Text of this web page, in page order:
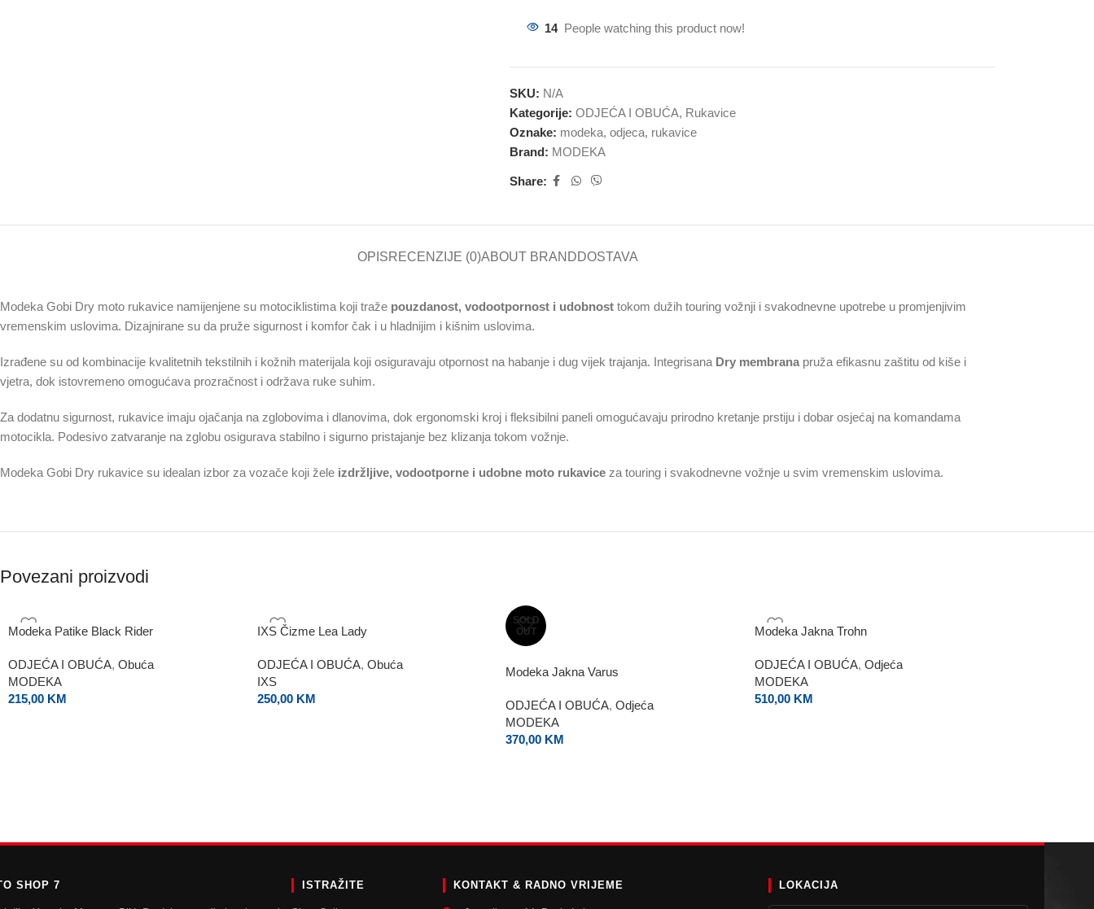
14 People watching this product now!
SKU: N/A
Kategorije: ODJEĆA I OBUĆA, Rukavice
Oznake: modeka, odjeca, rukavice
Brand: MODEKA
Share:
OPISRECENZIJE (0)ABOUT BRANDDOSTAVA
Modeka Gobi Dry moto rukavice namijenjene su motociklistima koji traže pouzdanost, vodootpornost i udobnost tokom dužih touring vožnji i svakodnevne upotrebe u promjenjivim
vremenskim uslovima. Dizajnirane su da pruže sigurnost i komfor čak i u hladnijim i kišnim uslovima.
Izrađene su od kombinacije kvalitetnih tekstilnih i kožnih materijala koji osiguravaju otpornost na habanje i dug vijek trajanja. Integrisana Dry membrana pruža efikasnu zaštitu od kiše i
vjetra, dok istovremeno omogućava prozračnost i održava ruke suhim.
Za dodatnu sigurnost, rukavice imaju ojačanja na zglobovima i dlanovima, dok ergonomski kroj i fleksibilni paneli omogućavaju prirodno kretanje prstiju i dobar osjećaj na komandama
motocikla. Podesivo zatvaranje na zglobu osigurava stabilno i sigurno pristajanje bez klizanja tokom vožnje.
Modeka Gobi Dry rukavice su idealan izbor za vozače koji žele izdržljive, vodootporne i udobne moto rukavice za touring i svakodnevne vožnje u svim vremenskim uslovima.
Povezani proizvodi
Modeka Patike Black Rider
ODJEĆA I OBUĆA, Obuća
MODEKA
215,00 KM
IXS Čizme Lea Lady
ODJEĆA I OBUĆA, Obuća
IXS
250,00 KM
SOLD
OUT
Modeka Jakna Varus
ODJEĆA I OBUĆA, Odjeća
MODEKA
370,00 KM
Modeka Jakna Trohn
ODJEĆA I OBUĆA, Odjeća
MODEKA
510,00 KM
SHOP 7 ISTRAŽITE KONTAKT & RADNO VRIJEME LOKACIJA